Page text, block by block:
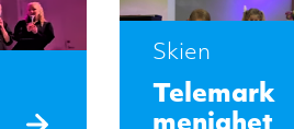
Skien
Telemark